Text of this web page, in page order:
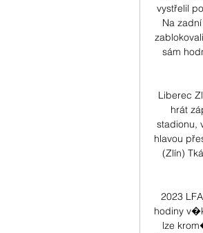
vystřelil
Na
sám
Liberec
hrát
stadionu,
hlavou
(Zlín)
2023
hodiny
lze